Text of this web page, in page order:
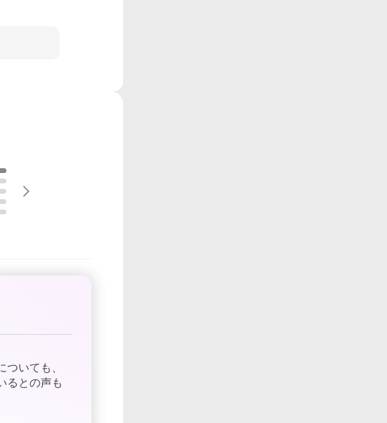
いても、
るとの声も